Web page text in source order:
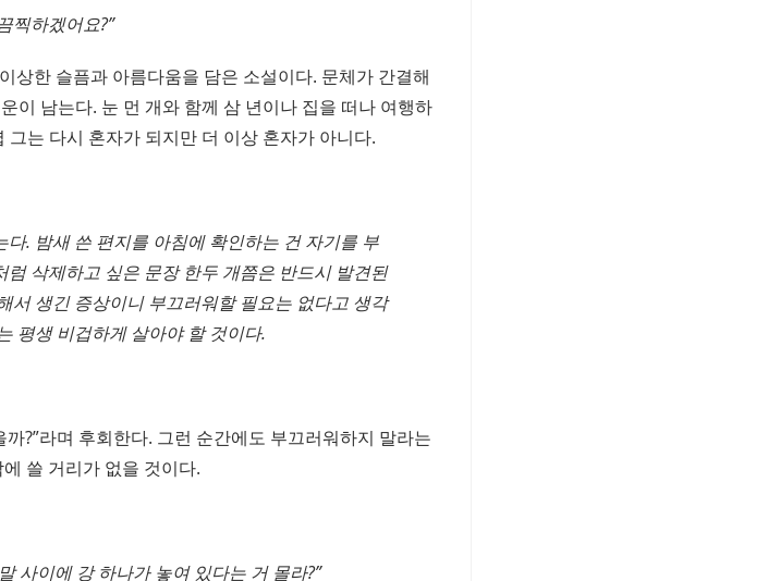
찍하겠어요?”
상한 슬픔과 아름다움을 담은 소설이다. 문체가 간결해
이 남는다. 눈 먼 개와 함께 삼 년이나 집을 떠나 여행하
는 다시 혼자가 되지만 더 이상 혼자가 아니다.
. 밤새 쓴 편지를 아침에 확인하는 건 자기를 부
삭제하고 싶은 문장 한두 개쯤은 반드시 발견된
서 생긴 증상이니 부끄러워할 필요는 없다고 생각
평생 비겁하게 살아야 할 것이다.
?”라며 후회한다. 그런 순간에도 부끄러워하지 말라는
쓸 거리가 없을 것이다.
사이에 강 하나가 놓여 있다는 거 몰라?”